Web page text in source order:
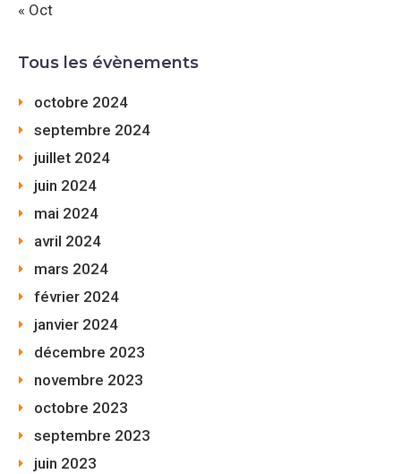
« Oct
Tous les évènements
octobre 2024
septembre 2024
juillet 2024
juin 2024
mai 2024
avril 2024
mars 2024
février 2024
janvier 2024
décembre 2023
novembre 2023
octobre 2023
septembre 2023
juin 2023